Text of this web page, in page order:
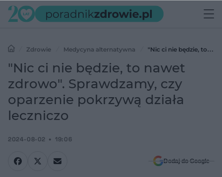
Zdrowie Medycyna alternatywna
"Nic ci nie będzie, to
nawet zdrowo". Sprawdzamy, czy oparzenie pokrzywą działa
"Nic ci nie będzie, to nawet
zdrowo". Sprawdzamy, czy
oparzenie pokrzywą działa
leczniczo
2024-08-02 19:06
Dodaj do Google